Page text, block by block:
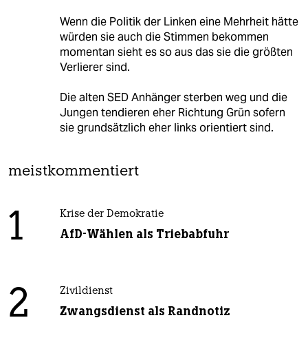
Wenn die Politik der Linken eine Mehrheit hätte
würden sie auch die Stimmen bekommen
momentan sieht es so aus das sie die größten
Verlierer sind.
Die alten SED Anhänger sterben weg und die
Jungen tendieren eher Richtung Grün sofern
sie grundsätzlich eher links orientiert sind.
meistkommentiert
1 Krise der Demokratie
AfD-Wählen als Triebabfuhr
2 Zivildienst
Zwangsdienst als Randnotiz